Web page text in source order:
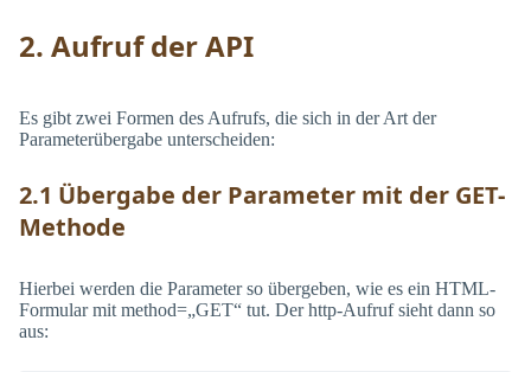
2. Aufruf der API
Es gibt zwei Formen des Aufrufs, die sich in der Art der
Parameterübergabe unterscheiden:
2.1 Übergabe der Parameter mit der GET-
Methode
Hierbei werden die Parameter so übergeben, wie es ein HTML-
Formular mit method=„GET“ tut. Der http-Aufruf sieht dann so
aus: